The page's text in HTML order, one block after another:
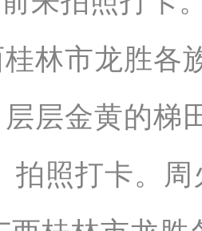
林市龙胜各
层金黄的梯
拍照打卡。